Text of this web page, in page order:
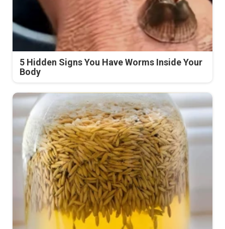
5 Hidden Signs You Have Worms Inside Your
Body